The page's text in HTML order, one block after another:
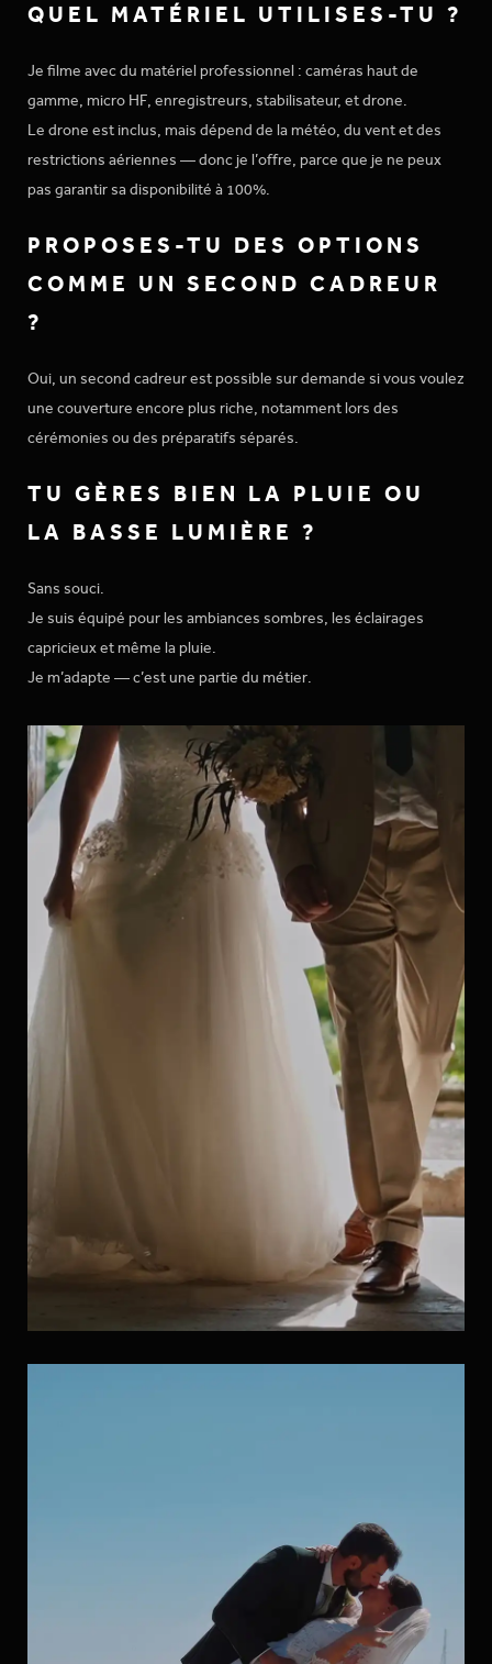
QUEL MATÉRIEL UTILISES-TU ?
Je filme avec du matériel professionnel : caméras haut de
gamme, micro HF, enregistreurs, stabilisateur, et drone.
Le drone est inclus, mais dépend de la météo, du vent et des
restrictions aériennes — donc je l’offre, parce que je ne peux
pas garantir sa disponibilité à 100%.
PROPOSES-TU DES OPTIONS
COMME UN SECOND CADREUR
?
Oui, un second cadreur est possible sur demande si vous voulez
une couverture encore plus riche, notamment lors des
cérémonies ou des préparatifs séparés.
TU GÈRES BIEN LA PLUIE OU
LA BASSE LUMIÈRE ?
Sans souci.
Je suis équipé pour les ambiances sombres, les éclairages
capricieux et même la pluie.
Je m’adapte — c’est une partie du métier.